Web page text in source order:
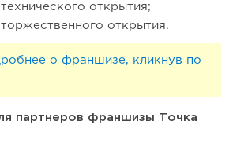
открытия;
открытия.
о франшизе, кликнув по
партнеров франшизы Точка